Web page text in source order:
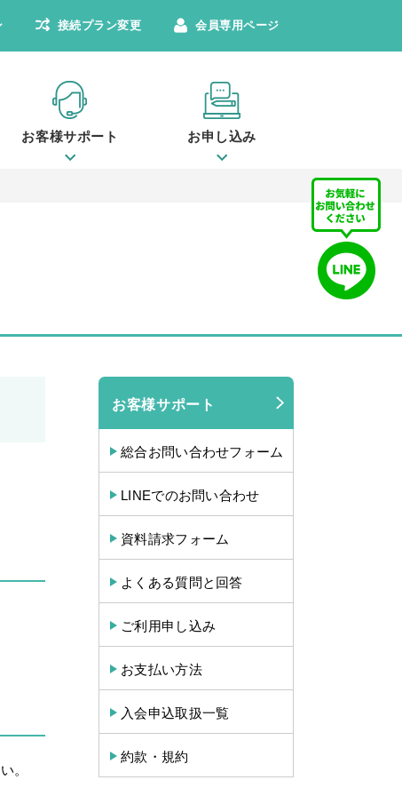
お客様サポート お申し込み
接続プラン変更 会員専用ページ
。
お客様サポート
総合お問い合わせフォーム
LINEでのお問い合わせ
資料請求フォーム
よくある質問と回答
ご利用申し込み
お支払い方法
入会申込取扱一覧
約款・規約